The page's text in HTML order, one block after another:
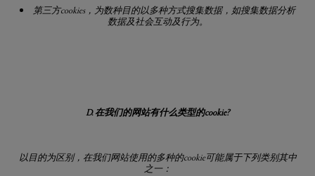
第三方cookies，为数种目的以多种方式搜集数据，如搜集数据分析
数据及社会互动及行为。
D. 在我们的网站有什么类型的cookie?
以目的为区别，在我们网站使用的多种的cookie可能属于下列类别其中
之一：